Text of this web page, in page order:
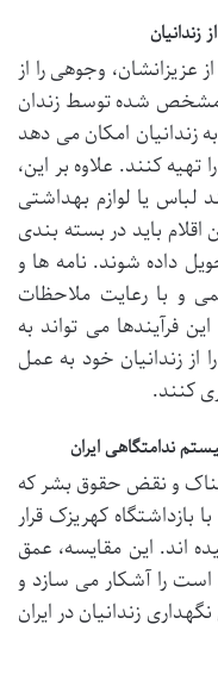
زندانیان
عزیزانشان، وجوهی را از
شده توسط زندان
زندانیان امکان می دهد
تهیه کنند. علاوه بر این،
لباس یا لوازم بهداشتی
باید در بسته بندی
داده شوند. نامه ها و
و با رعایت ملاحظات
فرآیندها می تواند به
از زندانیان خود به عمل
کنند.
ندامتگاهی ایران
و نقض حقوق بشر که
بازداشتگاه کهریزک قرار
اند. این مقایسه، عمق
است را آشکار می سازد و
زندانیان در ایران